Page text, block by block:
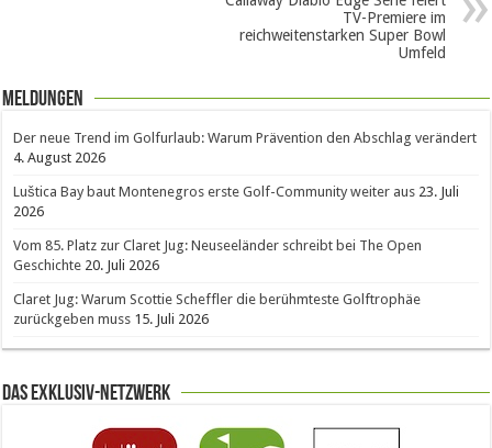
TV-Premiere im
reichweitenstarken Super Bowl
Umfeld
Meldungen
Der neue Trend im Golfurlaub: Warum Prävention den Abschlag verändert
4. August 2026
Luštica Bay baut Montenegros erste Golf-Community weiter aus 23. Juli
2026
Vom 85. Platz zur Claret Jug: Neuseeländer schreibt bei The Open
Geschichte 20. Juli 2026
Claret Jug: Warum Scottie Scheffler die berühmteste Golftrophäe
zurückgeben muss 15. Juli 2026
Das Exklusiv-Netzwerk